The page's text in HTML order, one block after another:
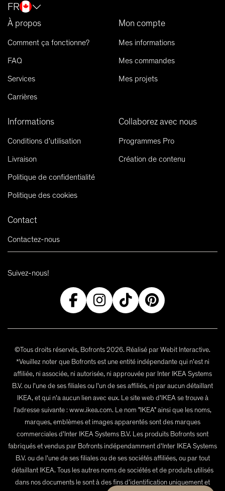
FR
À propos
Comment ça fonctionne?
FAQ
Services
Carrières
Mon compte
Mes informations
Mes commandes
Mes projets
Informations
Conditions d'utilisation
Livraison
Politique de confidentialité
Politique des cookies
Collaborez avec nous
Programmes Pro
Création de contenu
Contact
Contactez-nous
Suivez-nous!
©Tous droits réservés, Bofronts 2026. Réalisé par Webit Interactive.
*Veuillez noter que Bofronts est une entité indépendante qui n'est ni
affiliée, ni associée, ni autorisée, ni approuvée par Inter IKEA Systems
B.V. ou l'une de ses filiales ou l'un de ses affiliés, ni par aucun détaillant
IKEA, et qui n'a aucun lien avec eux. Le site web d'IKEA se trouve à
l'adresse suivante : www.ikea.com. Le nom "IKEA" ainsi que les noms,
marques, emblèmes et images apparentés sont des marques
commerciales d'Inter IKEA Systems B.V. Les produits Bofronts sont
fabriqués et vendus par Bofronts indépendamment d'Inter IKEA Systems
B.V. ou de l'une de ses filiales ou de ses sociétés affiliées, ou par tout
détaillant IKEA. Tous les autres noms de sociétés et de produits utilisés
dans nos documents le sont à des fins d'identification uniquement et